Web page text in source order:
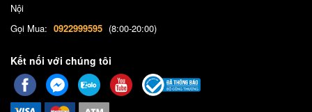
Nội
Gọi Mua: 0922999595 (8:00-20:00)
Kết nối với chúng tôi